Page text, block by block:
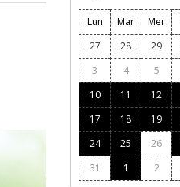
Lun Mar Mer
27
28 29
3
4 5
10
11 12
17
18 19
24
25 26
31
1 2